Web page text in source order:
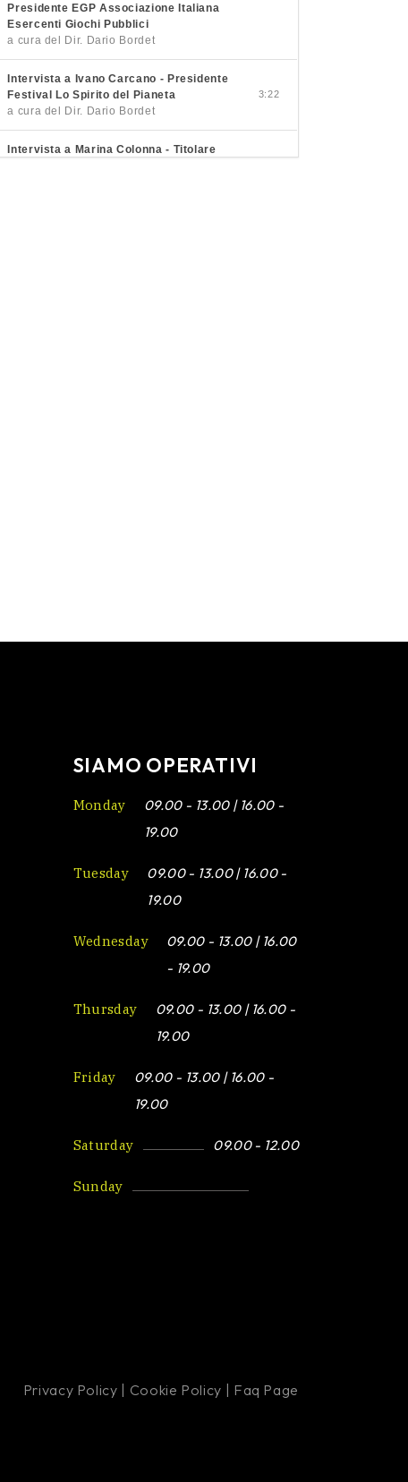
Presidente EGP Associazione Italiana
Esercenti Giochi Pubblici
a cura del Dir. Dario Bordet
Intervista a Ivano Carcano - Presidente
Festival Lo Spirito del Pianeta
a cura del Dir. Dario Bordet
3:22
Intervista a Marina Colonna - Titolare
SIAMO OPERATIVI
Monday
09.00 - 13.00 | 16.00 -
19.00
Tuesday
09.00 - 13.00 | 16.00 -
19.00
Wednesday
09.00 - 13.00 | 16.00
- 19.00
Thursday
09.00 - 13.00 | 16.00 -
19.00
Friday
09.00 - 13.00 | 16.00 -
19.00
Saturday 09.00 - 12.00
Sunday
Privacy Policy Cookie Policy Faq Page